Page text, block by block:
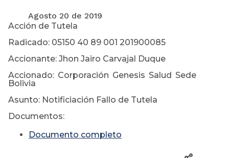
Agosto 20 de 2019
Acción de Tutela
Radicado: 05150 40 89 001 201900085
Accionante: Jhon Jairo Carvajal Duque
Accionado: Corporación Genesis Salud Sede
Bolivia
Asunto: Notificiación Fallo de Tutela
Documentos:
Documento completo